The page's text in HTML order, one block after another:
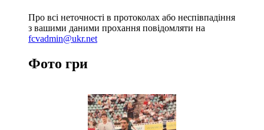
Про всі неточності в протоколах або неспівпадіння
з вашими даними прохання повідомляти на
fcvadmin@ukr.net
Фото гри